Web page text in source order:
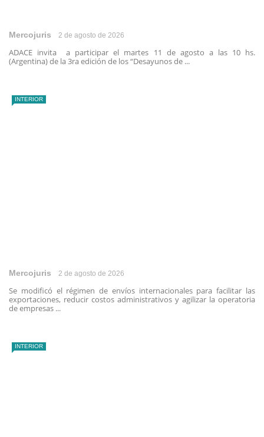
Mercojuris 2 de agosto de 2026
ADACE invita a participar el martes 11 de agosto a las 10 hs.
(Argentina) de la 3ra edición de los “Desayunos de ...
INTERIOR
Mercojuris 2 de agosto de 2026
Se modificó el régimen de envíos internacionales para facilitar las
exportaciones, reducir costos administrativos y agilizar la operatoria
de empresas ...
INTERIOR